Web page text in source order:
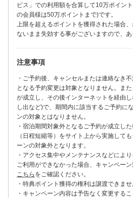
ビス」での利用額を合算して10万ポイン
の会員様は50万ポイントまで)です。
上限を超えるポイントを獲得された場合
ないまま失効する事がございますので、あ
注意事項
・ご予約後、キャンセルまたは連絡なき
となる予約変更は対象となりません。ま
が成立し、その後インターネットを経由
し出など)で、期間内に該当するご予約に
ンの対象とはなりません。
・宿泊期間対象外となるご予約が成立し
（日程短縮等）をサイト上から実施して
ーンの対象外となります。
・アクセス集中やメンテナンスなどによ
ご利用ができなかった場合、キャンペー
こちら をご確認ください。
・特典ポイント獲得の権利は譲渡できませ
・キャンペーン内容は予告なく変更する